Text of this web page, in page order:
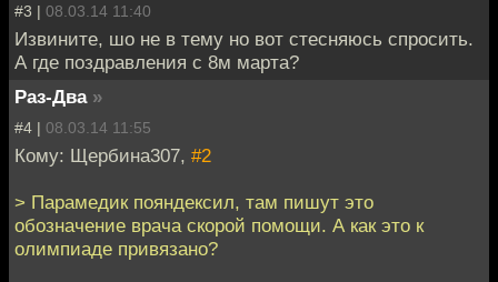
#3 | 08.03.14 11:40
Извините, шо не в тему но вот стесняюсь спросить.
А где поздравления с 8м марта?
Раз-Два »
#4 | 08.03.14 11:55
Кому: Щербина307, #2
> Парамедик пояндексил, там пишут это
обозначение врача скорой помощи. А как это к
олимпиаде привязано?